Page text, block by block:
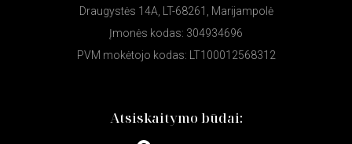
Draugystės 14A, LT-68261, Marijampolė
Įmonės kodas: 304934696
PVM mokėtojo kodas: LT100012568312
Atsiskaitymo būdai: